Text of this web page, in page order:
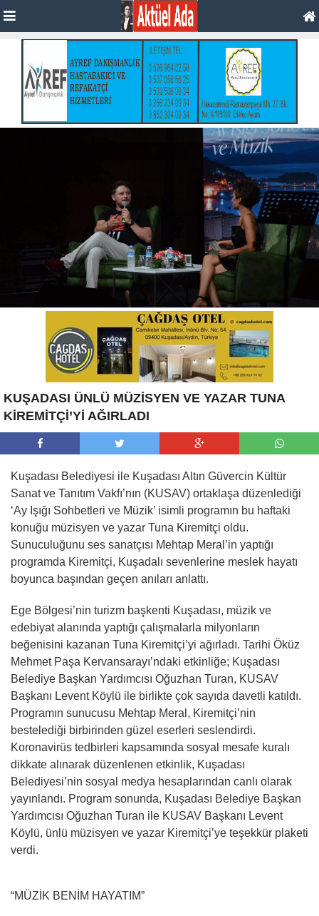
KUŞADASI ÜNLÜ MÜZİSYEN VE YAZAR TUNA
KİREMİTÇİ’Yİ AĞIRLADI
Kuşadası Belediyesi ile Kuşadası Altın Güvercin Kültür
Sanat ve Tanıtım Vakfı’nın (KUSAV) ortaklaşa düzenlediği
‘Ay Işığı Sohbetleri ve Müzik’ isimli programın bu haftaki
konuğu müzisyen ve yazar Tuna Kiremitçi oldu.
Sunuculuğunu ses sanatçısı Mehtap Meral’in yaptığı
programda Kiremitçi, Kuşadalı sevenlerine meslek hayatı
boyunca başından geçen anıları anlattı.
Ege Bölgesi’nin turizm başkenti Kuşadası, müzik ve
edebiyat alanında yaptığı çalışmalarla milyonların
beğenisini kazanan Tuna Kiremitçi’yi ağırladı. Tarihi Öküz
Mehmet Paşa Kervansarayı’ndaki etkinliğe; Kuşadası
Belediye Başkan Yardımcısı Oğuzhan Turan, KUSAV
Başkanı Levent Köylü ile birlikte çok sayıda davetli katıldı.
Programın sunucusu Mehtap Meral, Kiremitçi’nin
bestelediği birbirinden güzel eserleri seslendirdi.
Koronavirüs tedbirleri kapsamında sosyal mesafe kuralı
dikkate alınarak düzenlenen etkinlik, Kuşadası
Belediyesi’nin sosyal medya hesaplarından canlı olarak
yayınlandı. Program sonunda, Kuşadası Belediye Başkan
Yardımcısı Oğuzhan Turan ile KUSAV Başkanı Levent
Köylü, ünlü müzisyen ve yazar Kiremitçi’ye teşekkür plaketi
verdi.
“MÜZİK BENİM HAYATIM”